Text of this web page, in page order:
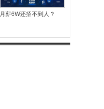
月薪6W还招不到人？